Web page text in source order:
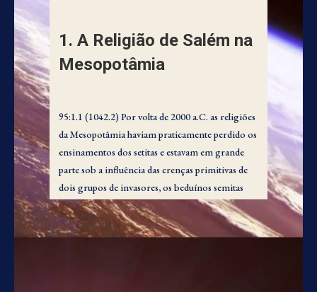
1. A Religião de Salém na
Mesopotâmia
95:1.1 (1042.2) Por volta de 2000 a.C. as religiões
da Mesopotâmia haviam praticamente perdido os
ensinamentos dos setitas e estavam em grande
parte sob a influência das crenças primitivas de
dois grupos de invasores, os beduínos semitas
que se haviam infiltrado do deserto ocidental e os
cavaleiros bárbaros que tinham descido do norte.